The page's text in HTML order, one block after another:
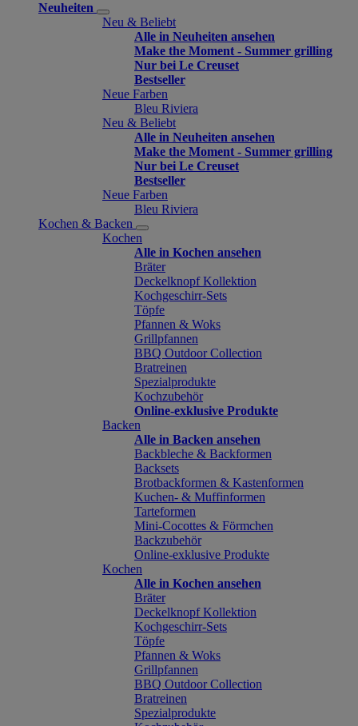
Neuheiten
Neu & Beliebt
Alle in Neuheiten ansehen
Make the Moment - Summer grilling
Nur bei Le Creuset
Bestseller
Neue Farben
Bleu Riviera
Neu & Beliebt
Alle in Neuheiten ansehen
Make the Moment - Summer grilling
Nur bei Le Creuset
Bestseller
Neue Farben
Bleu Riviera
Kochen & Backen
Kochen
Alle in Kochen ansehen
Bräter
Deckelknopf Kollektion
Kochgeschirr-Sets
Töpfe
Pfannen & Woks
Grillpfannen
BBQ Outdoor Collection
Bratreinen
Spezialprodukte
Kochzubehör
Online-exklusive Produkte
Backen
Alle in Backen ansehen
Backbleche & Backformen
Backsets
Brotbackformen & Kastenformen
Kuchen- & Muffinformen
Tarteformen
Mini-Cocottes & Förmchen
Backzubehör
Online-exklusive Produkte
Kochen
Alle in Kochen ansehen
Bräter
Deckelknopf Kollektion
Kochgeschirr-Sets
Töpfe
Pfannen & Woks
Grillpfannen
BBQ Outdoor Collection
Bratreinen
Spezialprodukte